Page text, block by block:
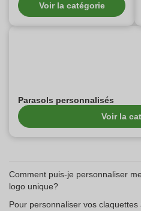
Voir la catégorie
Parasols personnalisés
Voir la
Comment puis-je personnaliser
logo unique?
Pour personnaliser vos